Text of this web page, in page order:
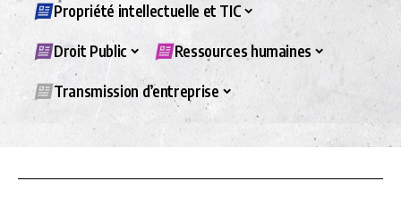
Propriété intellectuelle et TIC
Droit Public Ressources humaines
Transmission d’entreprise